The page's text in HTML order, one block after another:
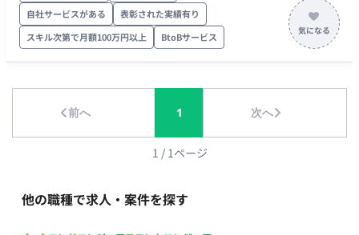
ルスタック開発】 ・Next.jsを用いたフロントエンド開発 ・バ
ックエンドとの連携実装 ・UI/UX改善に伴う機能追加 【インフ
ラ・開発基盤構築】 ・Dockerを活用した開発環境整備 ・
Kubernetesを利用した環境構築・運用 ・Terraformを用いた
の立案・実行 ・開発フローの改善提案 【技術選定・プロダクト
改善】 ・新技術の調査・検証 ・機能要件に応じた技術選定 ・
開発メンバーとの設計レビュー ・プロダクト改善提案 ■チーム
開発を推進 ・少数精鋭のため、職種の垣根を超えて連携する環
を直接プロダクトへ反映可能 ■開発環境 言語：Python、Go、C
自社サービスがある
表彰された実績有り
スキル次第で月額100万円以上
BtoBサービス
前へ 1 次へ
1 / 1ページ
他の職種で求人・案件を探す